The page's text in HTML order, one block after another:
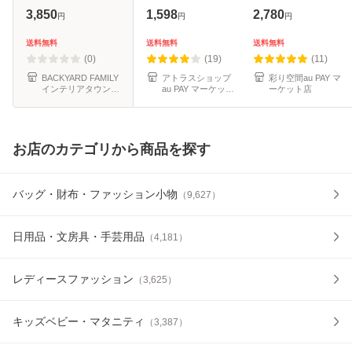
んど ステンレスボ
冷 おしゃれ オシャ
レ かわいい 可愛い
マグボトル ボ
3,850円
送料無料
(0)
BACKYARD FAMILY
インテリアタウン
店
真空断熱 500ml
ンレス 持ち手ハン
ドル付き ボトルホ
ルダー 結
1,598円
送料無料
(19)
アトラスショップ
au PAY マーケット
W050 保温 保冷 パ
プッシュ 食洗機対
応 軽量 スポーツド
リンク
2,780円
送料無料
(11)
彩り空間au PAY マ
ーケット店
お店のカテゴリから商品を探す
バッグ・財布・ファッション小物 （9,627 ）
日用品・文房具・手芸用品 （4,181 ）
レディースファッション （3,625 ）
キッズベビー・マタニティ （3,387 ）